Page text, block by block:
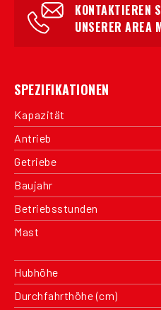
KONTAKTIEREN
UNSERER AREA
SPEZIFIKATIONEN
Kapazität
Antrieb
Getriebe
Baujahr
Betriebsstunden
Mast
Hubhöhe
Durchfahrthöhe (cm)